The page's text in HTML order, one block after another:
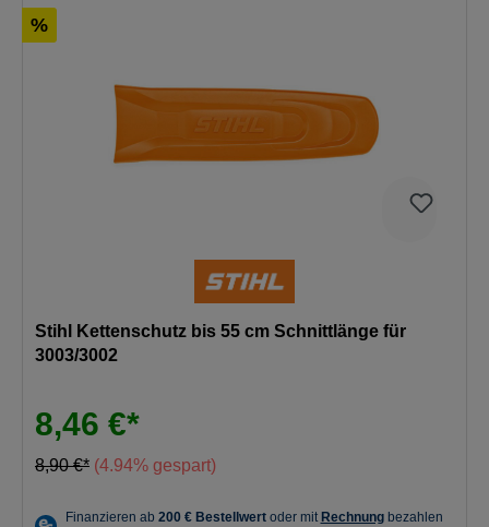
%
Stihl Kettenschutz bis 55 cm Schnittlänge für
3003/3002
8,46 €*
8,90 €* (4.94% gespart)